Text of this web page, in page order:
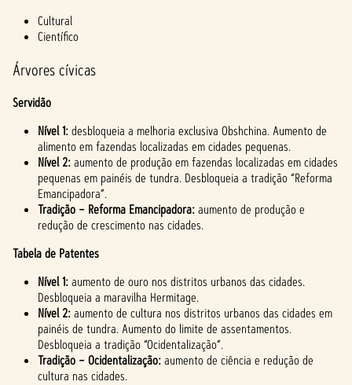
Cultural
Científico
Árvores cívicas
Servidão
Nível 1:desbloqueia a melhoria exclusiva Obshchina. Aumento de
alimento em fazendas localizadas em cidades pequenas.
Nível 2:aumento de produção em fazendas localizadas em cidades
pequenas em painéis de tundra. Desbloqueia a tradição “Reforma
Emancipadora”.
Tradição – Reforma Emancipadora:aumento de produção e
redução de crescimento nas cidades.
Tabela de Patentes
Nível 1:aumento de ouro nos distritos urbanos das cidades.
Desbloqueia a maravilha Hermitage.
Nível 2:aumento de cultura nos distritos urbanos das cidades em
painéis de tundra. Aumento do limite de assentamentos.
Desbloqueia a tradição “Ocidentalização”.
Tradição – Ocidentalização:aumento de ciência e redução de
cultura nas cidades.